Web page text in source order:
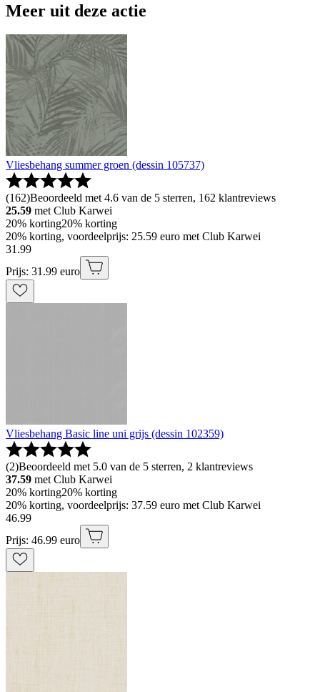
Meer uit deze actie
Vliesbehang summer groen (dessin 105737)
(162)Beoordeeld met 4.6 van de 5 sterren, 162 klantreviews
25.59 met Club Karwei
20% korting20% korting
20% korting, voordeelprijs: 25.59 euro met Club Karwei
31.99
Prijs: 31.99 euro
Vliesbehang Basic line uni grijs (dessin 102359)
(2)Beoordeeld met 5.0 van de 5 sterren, 2 klantreviews
37.59 met Club Karwei
20% korting20% korting
20% korting, voordeelprijs: 37.59 euro met Club Karwei
46.99
Prijs: 46.99 euro